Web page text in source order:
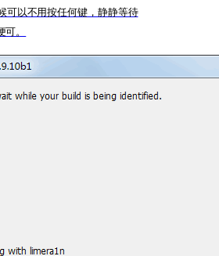
可以不用按任何键，静静等待
。